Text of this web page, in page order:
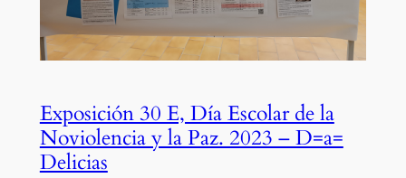
Exposición 30 E, Día Escolar de la
Noviolencia y la Paz. 2023 – D=a=
Delicias